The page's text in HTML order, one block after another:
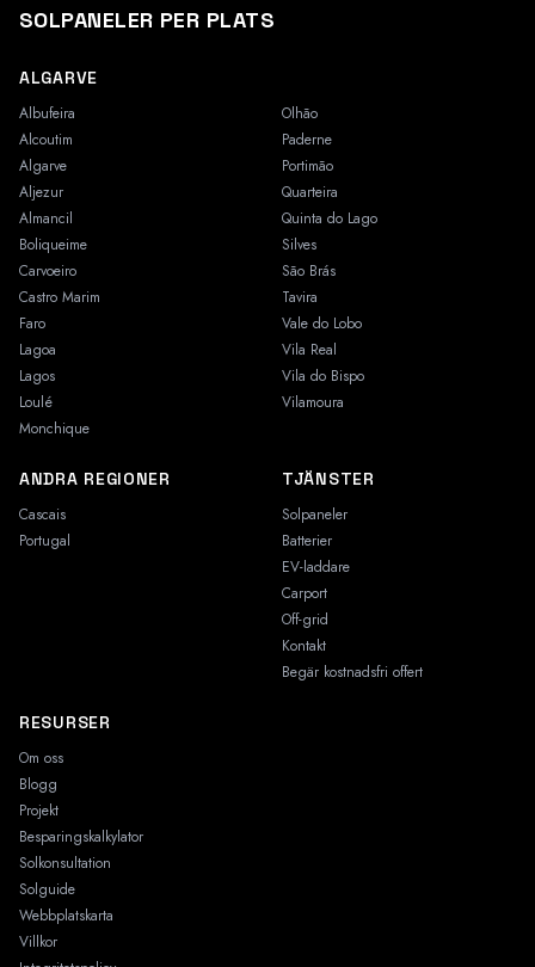
SOLPANELER PER PLATS
ALGARVE
Albufeira
Alcoutim
Algarve
Aljezur
Almancil
Boliqueime
Carvoeiro
Castro Marim
Faro
Lagoa
Lagos
Loulé
Monchique
Olhão
Paderne
Portimão
Quarteira
Quinta do Lago
Silves
São Brás
Tavira
Vale do Lobo
Vila Real
Vila do Bispo
Vilamoura
ANDRA REGIONER
Cascais
Portugal
TJÄNSTER
Solpaneler
Batterier
EV-laddare
Carport
Off-grid
Kontakt
Begär kostnadsfri offert
RESURSER
Om oss
Blogg
Projekt
Besparingskalkylator
Solkonsultation
Solguide
Webbplatskarta
Villkor